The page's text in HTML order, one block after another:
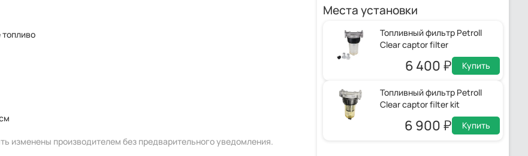
изменены производителем без предварительного уведомления.
Места установки
Топливный фильтр Petroll
Clear captor filter
6 400 Купить
Топливный фильтр Petroll
Clear captor filter kit
6 900 Купить